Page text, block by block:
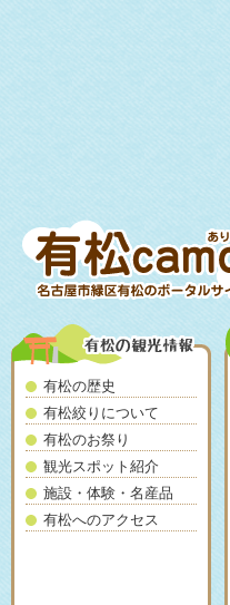
有松の歴史
有松絞りについて
有松のお祭り
観光スポット紹介
施設・体験・名産品
有松へのアクセス